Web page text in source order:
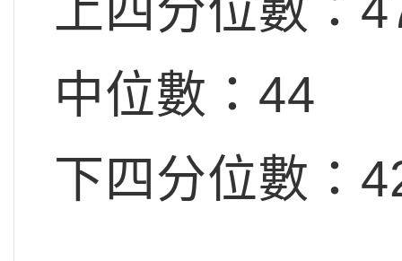
中位數：44
下四分位數：